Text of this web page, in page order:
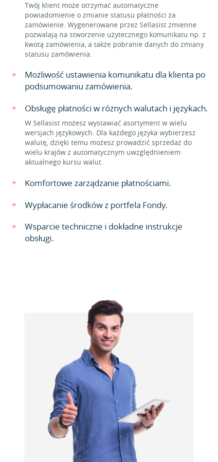
Twój klient może otrzymać automatyczne
powiadomienie o zmianie statusu płatności za
zamówienie. Wygenerowane przez Sellasist zmienne
pozwalają na stworzenie użytecznego komunikatu np. z
kwotą zamówienia, a także pobranie danych do zmiany
statusu zamówienia.
Możliwość ustawienia komunikatu dla klienta po
podsumowaniu zamówienia.
Obsługę płatności w różnych walutach i językach.
W Sellasist możesz wystawiać asortyment w wielu
wersjach językowych. Dla każdego języka wybierzesz
walutę, dzięki temu możesz prowadzić sprzedaż do
wielu krajów z automatycznym uwzględnieniem
aktualnego kursu walut.
Komfortowe zarządzanie płatnościami.
Wypłacanie środków z portfela Fondy.
Wsparcie techniczne i dokładne instrukcje
obsługi.